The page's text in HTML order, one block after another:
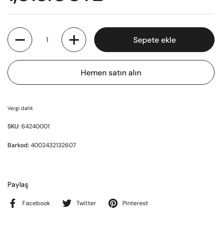
Miktar
Sepete ekle
Hemen satın alın
Vergi dahil.
SKU: 64240001
Barkod: 4002432132607
Paylaş
Facebook Twitter Pinterest